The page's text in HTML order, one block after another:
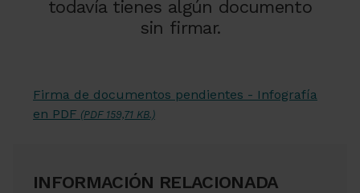
todavía tienes algún documento
sin firmar.
Firma de documentos pendientes - Infografía
en PDF (PDF 159,71 KB.)
INFORMACIÓN RELACIONADA